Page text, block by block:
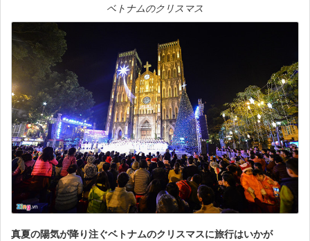
ベトナムのクリスマス
真夏の陽気が降り注ぐベトナムのクリスマスに旅行はいかが